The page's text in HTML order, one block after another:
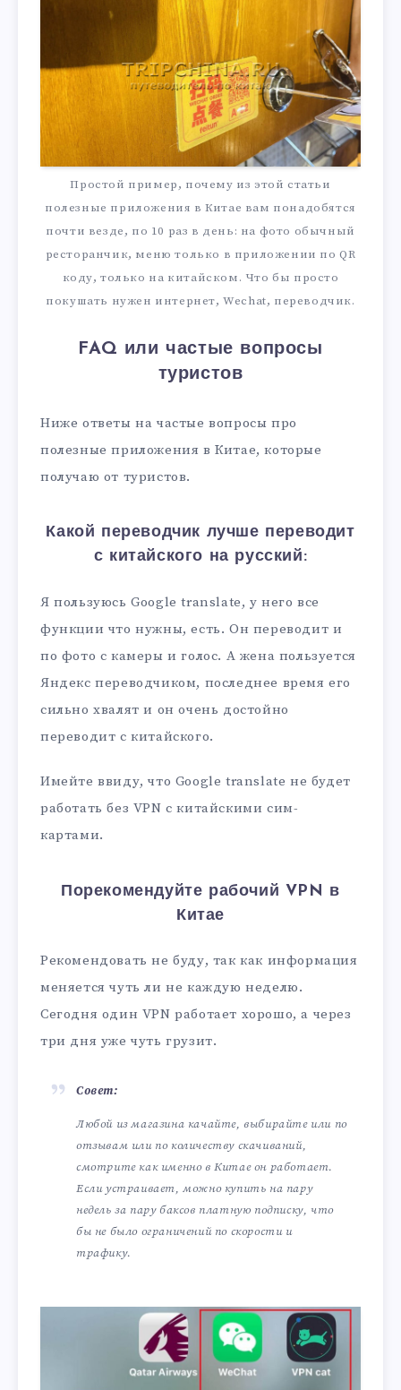
Простой пример, почему из этой статьи
полезные приложения в Китае вам понадобятся
почти везде, по 10 раз в день: на фото обычный
ресторанчик, меню только в приложении по QR
коду, только на китайском. Что бы просто
покушать нужен интернет, Wechat, переводчик.
FAQ или частые вопросы
туристов
Ниже ответы на частые вопросы про
полезные приложения в Китае, которые
получаю от туристов.
Какой переводчик лучше переводит
с китайского на русский:
Я пользуюсь Google translate, у него все
функции что нужны, есть. Он переводит и
по фото с камеры и голос. А жена пользуется
Яндекс переводчиком, последнее время его
сильно хвалят и он очень достойно
переводит с китайского.
Имейте ввиду, что Google translate не будет
работать без VPN с китайскими сим-
картами.
Порекомендуйте рабочий VPN в
Китае
Рекомендовать не буду, так как информация
меняется чуть ли не каждую неделю.
Сегодня один VPN работает хорошо, а через
три дня уже чуть грузит.
Совет:
Любой из магазина качайте, выбирайте или по
отзывам или по количеству скачиваний,
смотрите как именно в Китае он работает.
Если устраивает, можно купить на пару
недель за пару баксов платную подписку, что
бы не было ограничений по скорости и
трафику.